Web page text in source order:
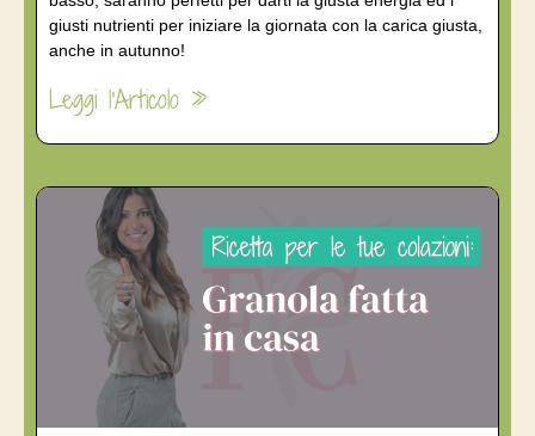
giusti nutrienti per iniziare la giornata con la carica giusta,
anche in autunno!
Leggi l'Articolo »